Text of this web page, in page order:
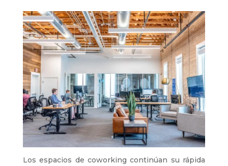
Los espacios de coworking continúan su rápida